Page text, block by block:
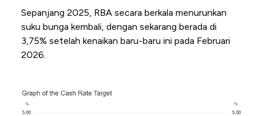
Sepanjang 2025, RBA secara berkala menurunkan
suku bunga kembali, dengan sekarang berada di
3,75% setelah kenaikan baru-baru ini pada Februari
2026.